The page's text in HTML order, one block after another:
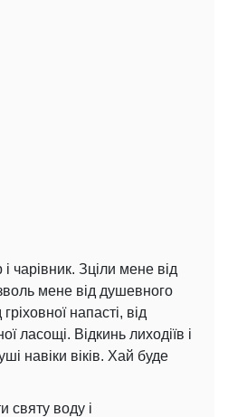
чарівник. Зціли мене від
мене від душевного
напасті, від
ласощі. Відкинь лиходіїв і
навіки віків. Хай буде
святу воду і